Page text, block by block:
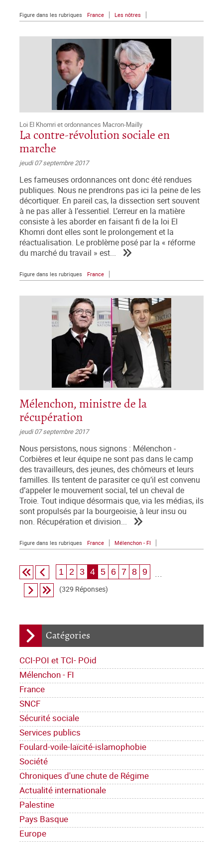
Catégories
CCI-POI et TCI- POid
Mélenchon - FI
France
SNCF
Sécurité sociale
Services publics
Foulard-voile-laïcité-islamophobie
Société
Chroniques d'une chute de Régime
Actualité internationale
Palestine
Pays Basque
Europe
Figure dans les rubriques France Les nôtres
Loi El Khomri et ordonnances Macron-Mailly
La contre-révolution sociale en
marche
jeudi 07 septembre 2017
Les fameuses ordonnances ont donc été rendues
publiques. Nous ne prendrons pas ici la peine de les
décortiquer. En pareil cas, la dissection sert souvent
à ne pas aller à l’essentiel. L’erreur en la matière
consiste à les aborder en faisant fi de la loi El
Khomri dont elles sont le prolongement et la
réactualisation. Le problème posé par la « réforme
du marché du travail » est...
Figure dans les rubriques France
Mélenchon, ministre de la
récupération
jeudi 07 septembre 2017
Nous persistons, nous signons : Mélenchon -
Corbières et leur équipe ne sont pas dans le camp
des travailleurs, des jeunes, des chômeurs et leurs
familles. Ils tentent de parasiter ce qu’il est convenu
d’appeler le mouvement social, tel un cheval de
Troie. Tout indique désormais que, via les médias, ils
sont propulsés par la bourgeoisie, à leur insu ou
non. Récupération et division...
Figure dans les rubriques France Mélenchon - FI
1 2 3 4 5 6 7 8 9 ...
(329 Réponses)